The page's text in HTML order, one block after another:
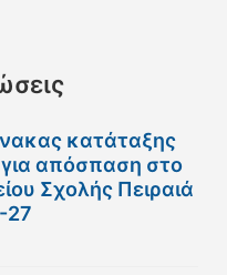
κατάταξης
απόσπαση στο
Σχολής Πειραιά
27